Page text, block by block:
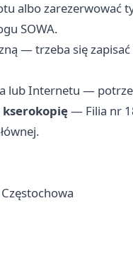
albo
SOWA.
— trzeba się
lub Internetu —
— Filia nr